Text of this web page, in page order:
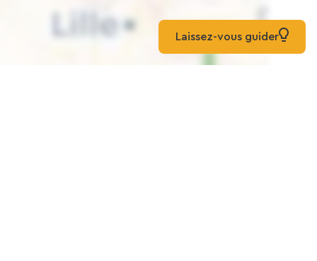
Laissez-vous guider